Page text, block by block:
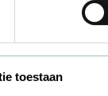
toestaan